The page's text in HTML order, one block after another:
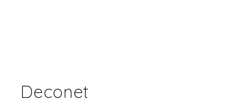
Deconet